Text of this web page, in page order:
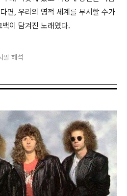
면, 우리의 영적 세계를 무시할 수가
이 담겨진 노래였다.
해석